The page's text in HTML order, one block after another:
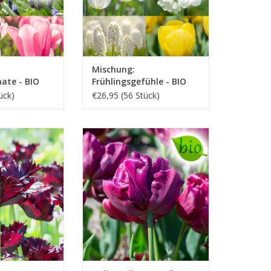
KAUFEN
- BIO
Mischung:
Frühlingsgefühle - BIO
€26,95 (56 Stück)
45-50 cm
in
aufblühenden
KAUFEN
Tulpe
April, purpur/rot, 35 cm
INFO UND KAUFEN